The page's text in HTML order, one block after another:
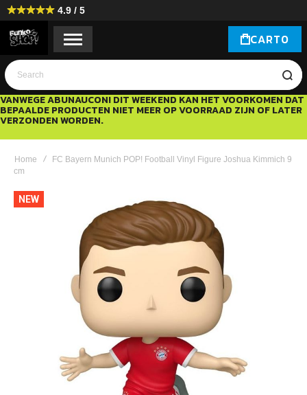
4.9 / 5
CART0
Search
VANWEGE ABUNAUCON! DIT WEEKEND KAN HET VOORKOMEN DAT
BEPAALDE PRODUCTEN NIET MEER OP VOORRAAD ZIJN OF LATER
VERZONDEN WORDEN.
Home
FC Bayern Munich POP! Football Vinyl Figure Joshua Kimmich 9
cm
Ga
naar
afbeeldingen-
NEW